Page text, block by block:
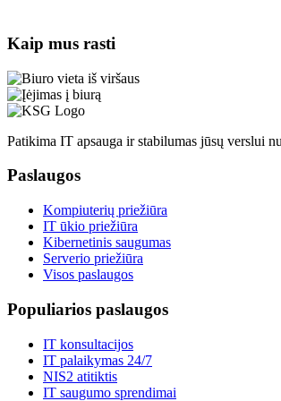
Kaip mus rasti
Patikima IT apsauga ir stabilumas jūsų verslui
Paslaugos
Kompiuterių priežiūra
IT ūkio priežiūra
Kibernetinis saugumas
Serverio priežiūra
Visos paslaugos
Populiarios paslaugos
IT konsultacijos
IT palaikymas 24/7
NIS2 atitiktis
IT saugumo sprendimai